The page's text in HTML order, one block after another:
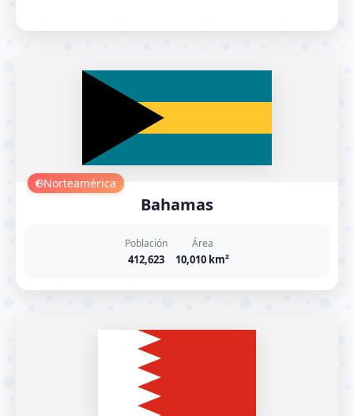
Norteamérica
Bahamas
Población
412,623
Área
10,010 km²